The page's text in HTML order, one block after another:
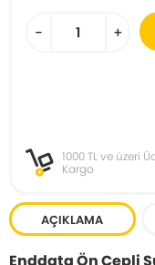
- +
1000 TL ve üzeri
Kargo
AÇIKLAMA